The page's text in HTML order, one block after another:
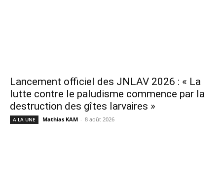
Lancement officiel des JNLAV 2026 : « La
lutte contre le paludisme commence par la
destruction des gîtes larvaires »
A LA UNE Mathias KAM - 8 août 2026